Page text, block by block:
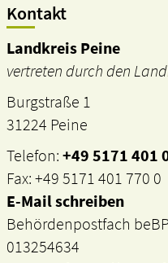
Kontakt
Landkreis Peine
vertreten durch den
Burgstraße 1
31224 Peine
Telefon:+49 5171 401
Fax: +49 5171 401 770 0
E-Mail schreiben
Behördenpostfach
013254634